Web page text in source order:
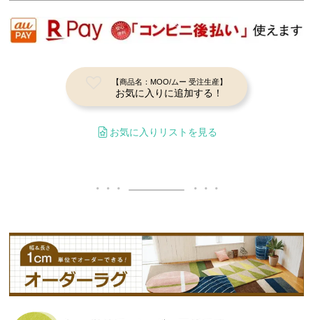
【商品名：MOO/ムー 受注生産】
お気に入りに追加する！
お気に入りリストを見る